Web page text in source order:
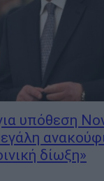
υπόθεση
δίωξη»